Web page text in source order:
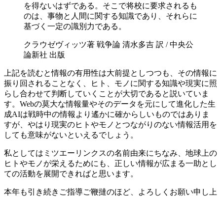
を得ないはずである。そこで将校に要求されるも
のは、事物と人間に関する知識であり、それらに
基づく一定の識別力である。
クラウゼヴィッツ著 戦争論 清水多吉 訳 / 中央公
論新社 出版
上記を読むと情報の有用性は大前提としつつも、その情報に
振り回されることなく、ヒト、モノに関する知識や現実に照
らし合わせて判断していくことが大切であると説いていま
す。Webの莫大な情報量やそのデータを元にして進化した生
成AIは戦時中の情報より遙かに確からしいものではありま
すが、やはり現実のヒトやモノとつながりのない情報活用を
しても意味がないといえるでしょう。
私としてはミツエーリンクスの名前由来にちなみ、地球上の
ヒトやモノが栄えるためにも、正しい情報が広まる一助とし
ての活動を展開できればと思います。
本年も引き続きご指導ご鞭撻のほど、よろしくお願い申し上